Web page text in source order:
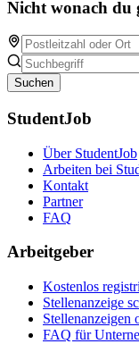
Nicht wonach du
Suchen
StudentJob
Über StudentJob
Arbeiten bei
Kontakt
Partner
FAQ
Arbeitgeber
Kostenlos
Stellenanzeige
Stellenanzeigen
FAQ für